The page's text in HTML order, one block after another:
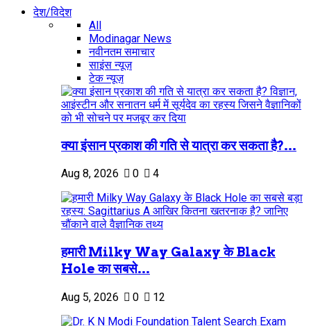
देश/विदेश
All
Modinagar News
नवीनतम समाचार
साइंस न्यूज़
टेक न्यूज़
क्या इंसान प्रकाश की गति से यात्रा कर सकता है?...
Aug 8, 2026 0 4
हमारी Milky Way Galaxy के Black
Hole का सबसे...
Aug 5, 2026 0 12